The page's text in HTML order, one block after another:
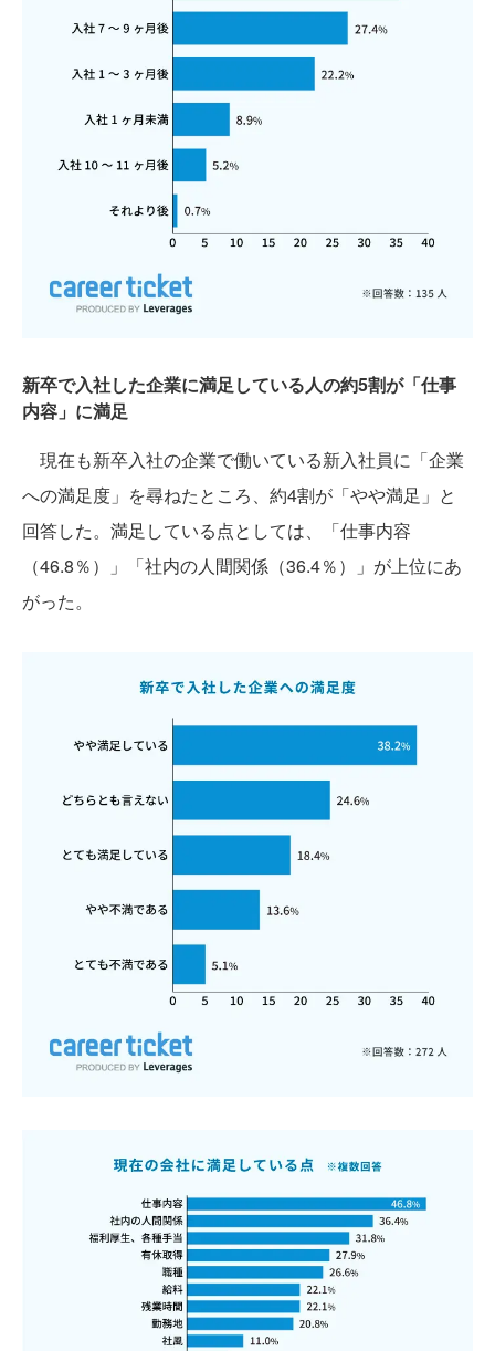
新卒で入社した企業に満足している人の約5割が「仕事
内容」に満足
現在も新卒入社の企業で働いている新入社員に「企業
への満足度」を尋ねたところ、約4割が「やや満足」と
回答した。満足している点としては、「仕事内容
（46.8％）」「社内の人間関係（36.4％）」が上位にあ
がった。